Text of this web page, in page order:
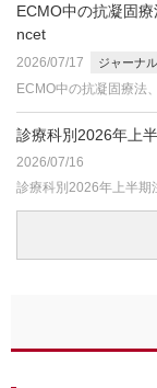
ECMO中の抗凝固
ncet
2026/07/17 ジャーナ
ECMO中の抗凝固療法
診療科別2026年上
2026/07/16
診療科別2026年上半期